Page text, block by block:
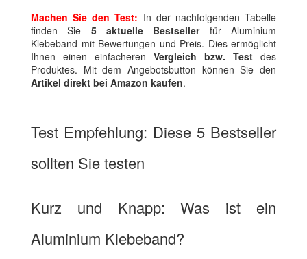
Machen Sie den Test: In der nachfolgenden Tabelle
finden Sie 5 aktuelle Bestsellerfür Aluminium
Klebeband mit Bewertungen und Preis. Dies ermöglicht
Ihnen einen einfacheren Vergleich bzw. Test des
Produktes. Mit dem Angebotsbutton können Sie den
Artikel direkt bei Amazon kaufen.
Test Empfehlung: Diese 5 Bestseller
sollten Sie testen
Kurz und Knapp: Was ist ein
Aluminium Klebeband?